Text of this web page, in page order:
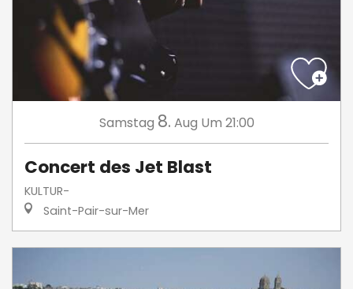
Samstag 8. Aug Um 21:00
Concert des Jet Blast
KULTUR-
Saint-Pair-sur-Mer